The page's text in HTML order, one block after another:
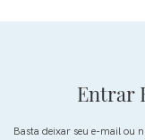
Entrar
Basta deixar seu e-mail ou